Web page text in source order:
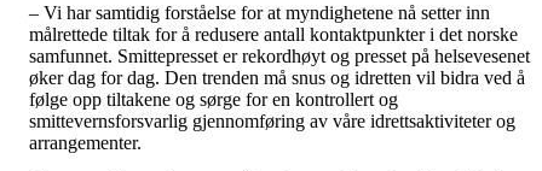
– Vi har samtidig forståelse for at myndighetene nå setter inn
målrettede tiltak for å redusere antall kontaktpunkter i det norske
samfunnet. Smittepresset er rekordhøyt og presset på helsevesenet
øker dag for dag. Den trenden må snus og idretten vil bidra ved å
følge opp tiltakene og sørge for en kontrollert og
smittevernsforsvarlig gjennomføring av våre idrettsaktiviteter og
arrangementer.